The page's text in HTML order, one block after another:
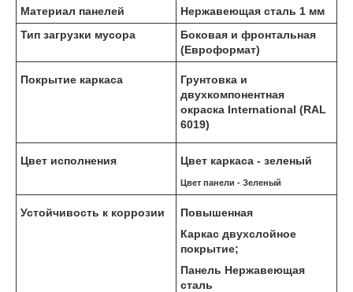
Материал панелей
Нержавеющая сталь 1 мм
Тип загрузки мусора
Боковая и фронтальная
(Евроформат)
Покрытие каркаса
Грунтовка и
двухкомпонентная
окраска International (RAL
6019)
Цвет исполнения Цвет каркаса - зеленый
Цвет панели - Зеленый
Устойчивость к коррозии
Повышенная
Каркас двухслойное
покрытие;
Панель Нержавеющая
сталь